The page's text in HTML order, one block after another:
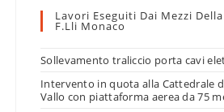
Lavori Eseguiti Dai Mezzi
F.lli Monaco
Sollevamento traliccio porta cavi
Intervento in quota alla Cattedrale
Vallo con piattaforma aerea da 75